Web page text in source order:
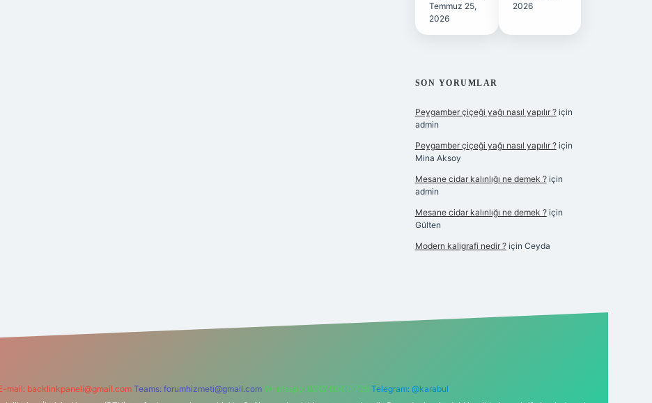
Temmuz 25,
2026
2026
SON YORUMLAR
Peygamber çiçeği yağı nasıl yapılır ?için
admin
Peygamber çiçeği yağı nasıl yapılır ?için
Mina Aksoy
Mesane cidar kalınlığı ne demek ?için
admin
Mesane cidar kalınlığı ne demek ?için
Gülten
Modern kaligrafi nedir ?için Ceyda
mail: backlinkpaneli@gmail.com Teams: forumhizmeti@gmail.com Whatsapp: 0262 606 0 726 Telegram: @karabul